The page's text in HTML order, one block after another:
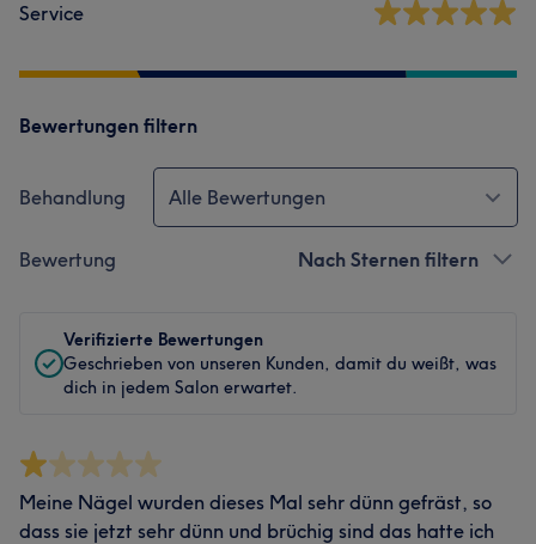
Service
Bewertungen filtern
Behandlung Alle Bewertungen
Bewertung Nach Sternen filtern
Verifizierte Bewertungen
Geschrieben von unseren Kunden, damit du weißt, was
dich in jedem Salon erwartet.
Meine Nägel wurden dieses Mal sehr dünn gefräst, so
dass sie jetzt sehr dünn und brüchig sind das hatte ich